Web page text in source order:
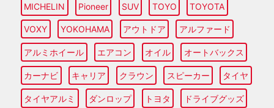
MICHELIN Pioneer SUV TOYO TOYOTA
VOXY YOKOHAMA アウトドア アルファード
アルミホイール エアコン オイル オートバックス
カーナビ キャリア クラウン スピーカー タイヤ
タイヤアルミ ダンロップ トヨタ ドライブグッズ